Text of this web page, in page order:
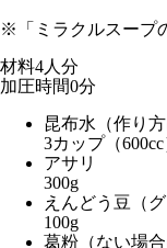
※「ミラクルスープ
材料4人分
加圧時間0分
昆布水（作り方
3カップ（600cc
アサリ
300g
えんどう豆（
100g
葛粉（ない場合